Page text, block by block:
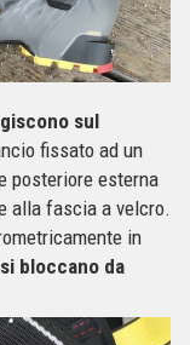
sul
fissato ad un
posteriore esterna
alla fascia a velcro.
in
bloccano da